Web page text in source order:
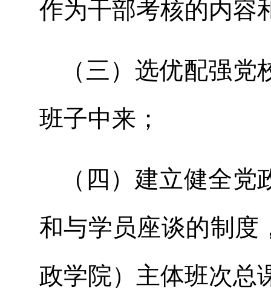
作为干部考核的内容
（三）选优配强
班子中来；
（四）建立健全
和与学员座谈的制度
政学院）主体班次总